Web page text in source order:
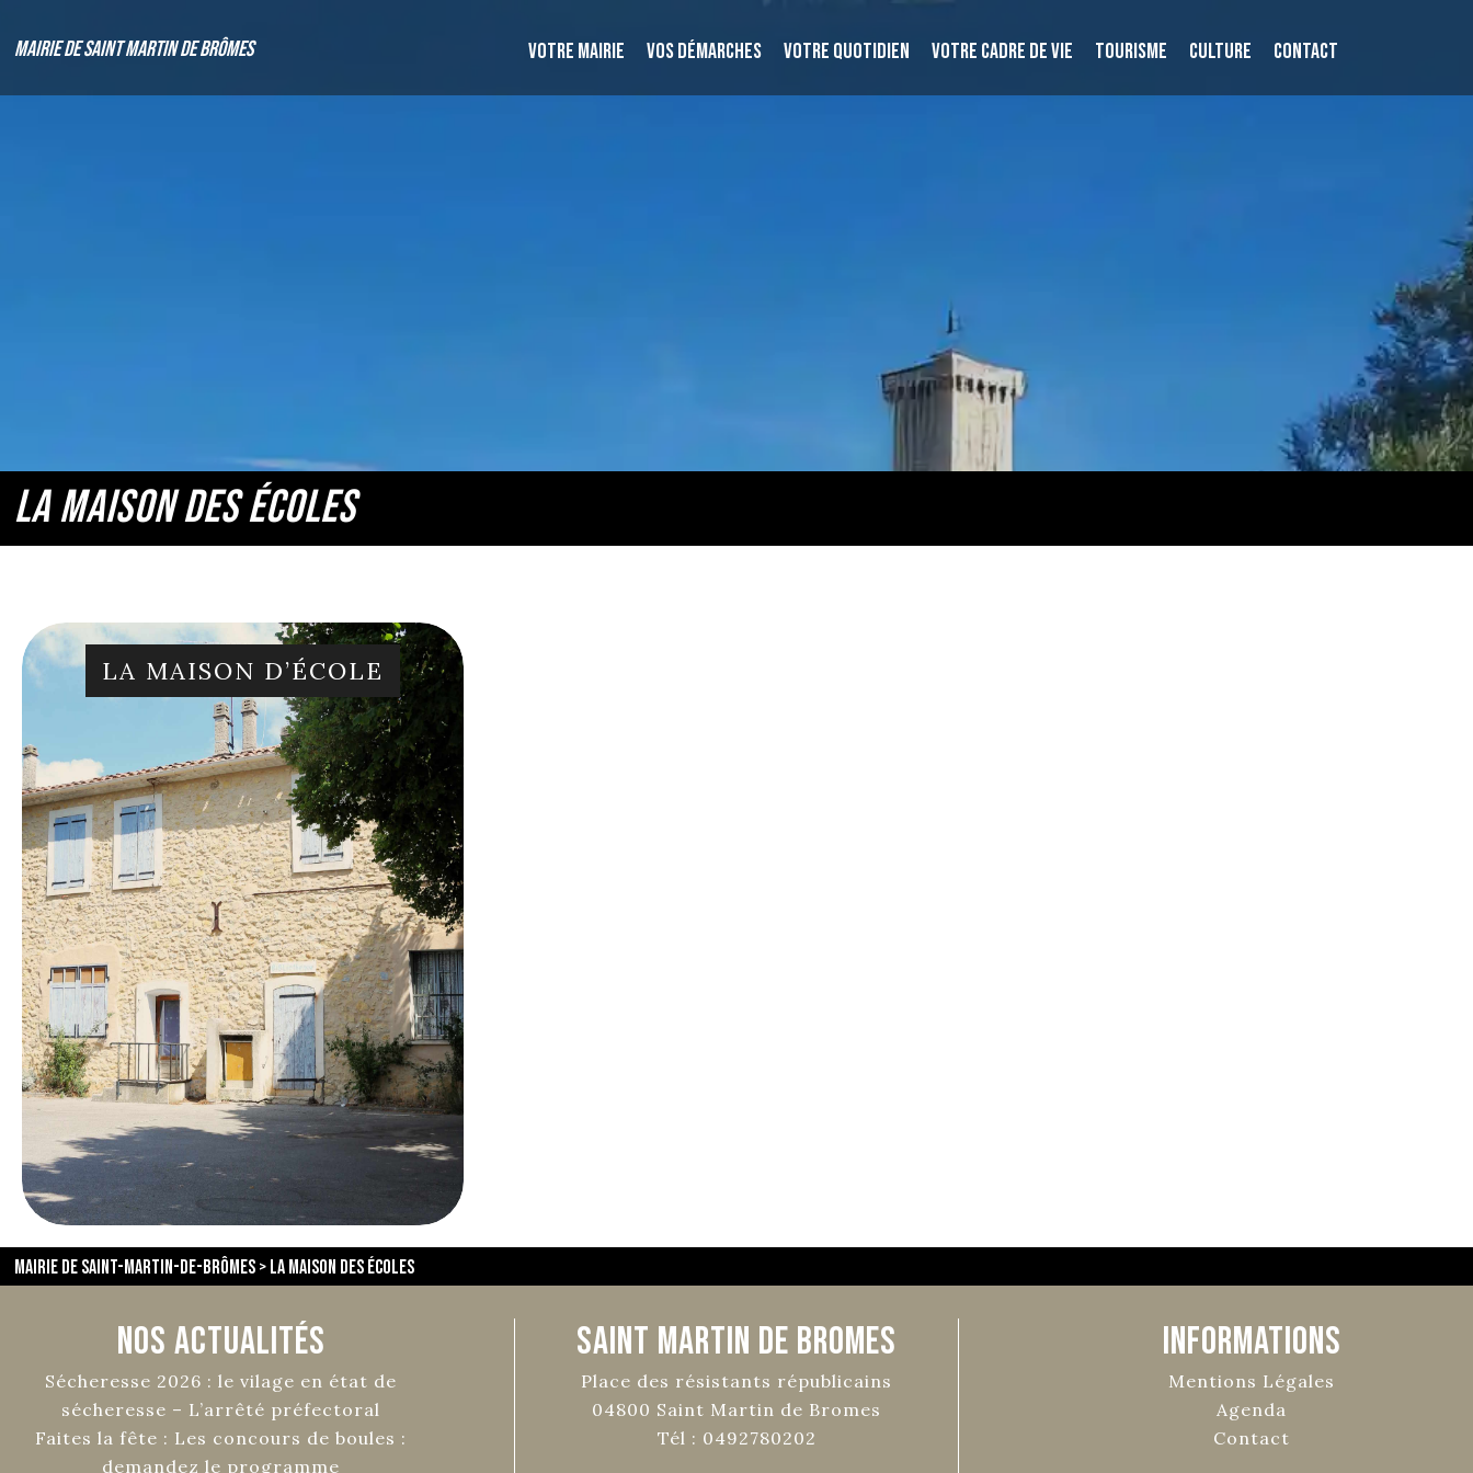
Mairie de Saint Martin de Brômes VOTRE MAIRIE VOS DÉMARCHES VOTRE QUOTIDIEN VOTRE CADRE DE VIE TOURISME CULTURE CONTACT
LA MAISON DES ÉCOLES
LA MAISON D’ÉCOLE
Mairie de Saint-Martin-de-Brômes>la maison des écoles
Nos Actualités
Sécheresse 2026 : le vilage en état de
sécheresse – L’arrêté préfectoral
Faites la fête : Les concours de boules :
demandez le programme
Saint Martin de Bromes
Place des résistants républicains
04800 Saint Martin de Bromes
Tél : 0492780202
Informations
Mentions Légales
Agenda
Contact